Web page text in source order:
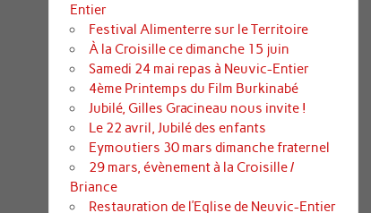
Entier
Festival Alimenterre sur le Territoire
À la Croisille ce dimanche 15 juin
Samedi 24 mai repas à Neuvic-Entier
4ème Printemps du Film Burkinabé
Jubilé, Gilles Gracineau nous invite !
Le 22 avril, Jubilé des enfants
Eymoutiers 30 mars dimanche fraternel
29 mars, évènement à la Croisille /
Briance
Restauration de l’Eglise de Neuvic-Entier